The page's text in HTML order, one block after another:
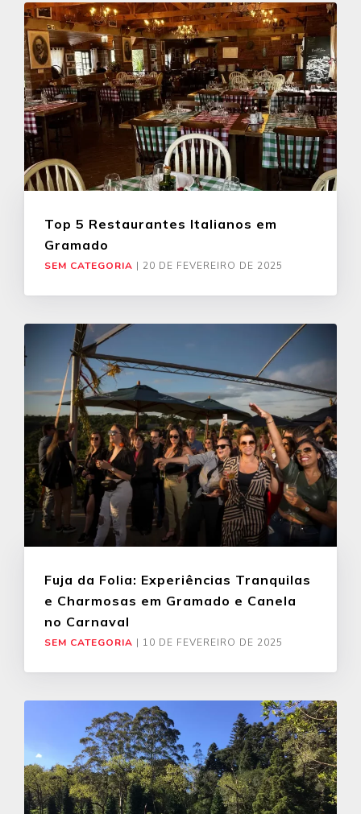
Top 5 Restaurantes Italianos em
Gramado
SEM CATEGORIA | 20 DE FEVEREIRO DE 2025
Fuja da Folia: Experiências Tranquilas
e Charmosas em Gramado e Canela
no Carnaval
SEM CATEGORIA | 10 DE FEVEREIRO DE 2025